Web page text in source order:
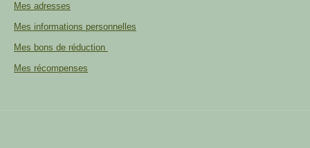
Mes adresses
Mes informations personnelles
Mes bons de réduction
Mes récompenses